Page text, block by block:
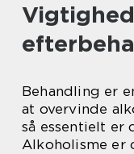
Behandling er
at overvinde
så essentielt er
Alkoholisme er